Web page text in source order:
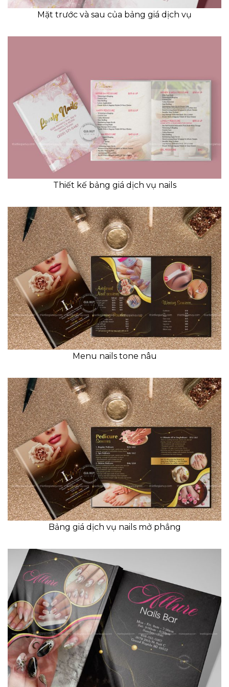
Mặt trước và sau của bảng giá dịch vụ
Thiết kế bảng giá dịch vụ nails
Menu nails tone nâu
Bảng giá dịch vụ nails mở phẳng